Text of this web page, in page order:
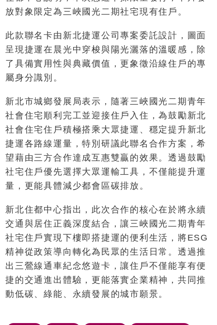
放對象限定為三峽國光二期社宅現有住戶。
此款聯名卡由新北捷運公司專案委託設計，圖面
呈現捷運在晨光中穿梭與陽光灑落的溫暖感，除
了具備實用性與典藏價值，更象徵沿線住戶的專
屬身分識別。
新北市城鄉發展局表示，隨著三峽國光二期青年
社會住宅順利完工並迎接住戶入住，為鼓勵新北
社會住宅住戶積極搭乘大眾捷運、穩定提升新北
捷運各路線運量，特別研議此聯名合作方案，希
望藉由三方合作達成互惠雙贏的效果。透過鼓勵
社宅住戶優先選擇大眾運輸工具，不僅能提升運
量，更能具體減少都會區碳排放。
新北住都中心指出，此次合作的核心在於將永續
交通與居住正義深度結合，讓三峽國光二期青年
社宅住戶實現下樓即搭捷運的便利生活，將ESG
精神從政策導向轉化為民眾的生活日常。透過推
出三鶯線通車紀念悠遊卡，讓住戶不僅能享有便
捷的交通進出體驗，更能落實企業精神，共同推
動低碳、綠能、永續發展的城市願景。